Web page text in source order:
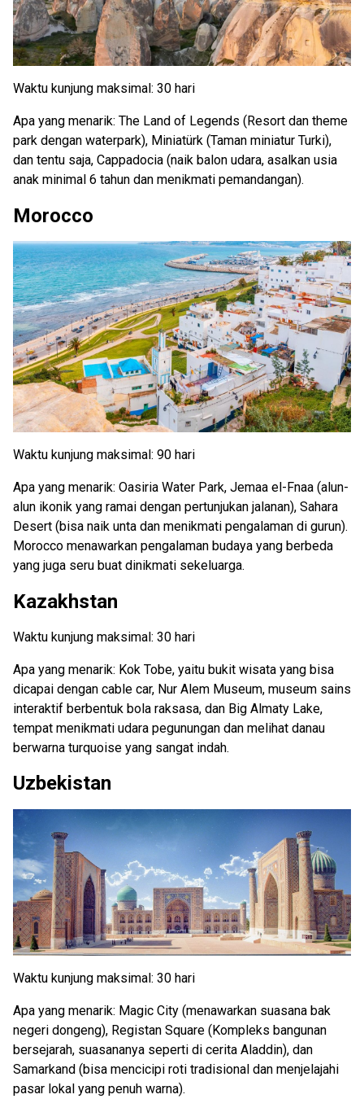
Waktu kunjung maksimal: 30 hari
Apa yang menarik: The Land of Legends (Resort dan theme
park dengan waterpark), Miniatürk (Taman miniatur Turki),
dan tentu saja, Cappadocia (naik balon udara, asalkan usia
anak minimal 6 tahun dan menikmati pemandangan).
Morocco
Waktu kunjung maksimal: 90 hari
Apa yang menarik: Oasiria Water Park, Jemaa el-Fnaa (alun-
alun ikonik yang ramai dengan pertunjukan jalanan), Sahara
Desert (bisa naik unta dan menikmati pengalaman di gurun).
Morocco menawarkan pengalaman budaya yang berbeda
yang juga seru buat dinikmati sekeluarga.
Kazakhstan
Waktu kunjung maksimal: 30 hari
Apa yang menarik: Kok Tobe, yaitu bukit wisata yang bisa
dicapai dengan cable car, Nur Alem Museum, museum sains
interaktif berbentuk bola raksasa, dan Big Almaty Lake,
tempat menikmati udara pegunungan dan melihat danau
berwarna turquoise yang sangat indah.
Uzbekistan
Waktu kunjung maksimal: 30 hari
Apa yang menarik: Magic City (menawarkan suasana bak
negeri dongeng), Registan Square (Kompleks bangunan
bersejarah, suasananya seperti di cerita Aladdin), dan
Samarkand (bisa mencicipi roti tradisional dan menjelajahi
pasar lokal yang penuh warna).